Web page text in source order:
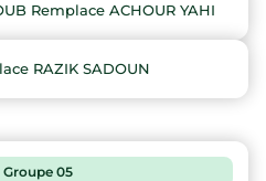
Remplace ACHOUR YAHI
RAZIK SADOUN
Groupe 05